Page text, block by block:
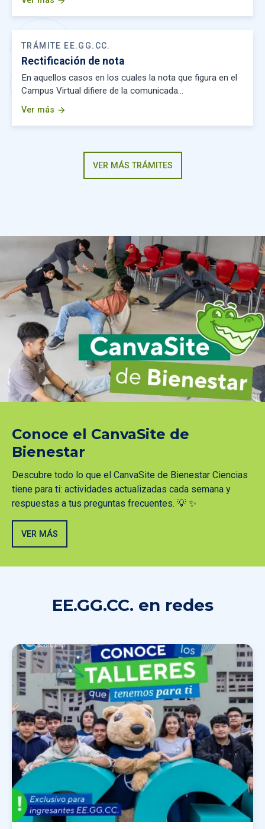
TRÁMITE EE.GG.CC.
Rectificación de nota
En aquellos casos en los cuales la nota que figura en el
Campus Virtual difiere de la comunicada…
Ver más arrow_forward
VER MÁS TRÁMITES
Conoce el CanvaSite de
Bienestar
Descubre todo lo que el CanvaSite de Bienestar Ciencias
tiene para ti: actividades actualizadas cada semana y
respuestas a tus preguntas frecuentes. 💡 ✨
VER MÁS
EE.GG.CC. en redes